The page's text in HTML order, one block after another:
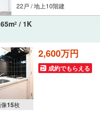
22戸 / 地上10階建
2 / 1K
15枚
2,600万円
成約でもらえる